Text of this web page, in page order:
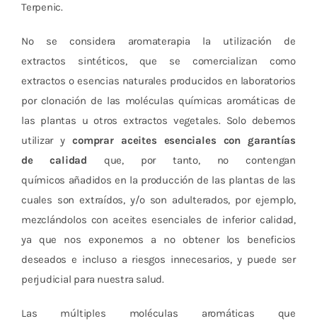
Terpenic.
No se considera aromaterapia la utilización de
extractos sintéticos, que se comercializan como
extractos o esencias naturales producidos en laboratorios
por clonación de las moléculas químicas aromáticas de
las plantas u otros extractos vegetales. Solo debemos
utilizar ycomprar
aceites esenciales con garantías
de calidad que, por tanto, no contengan
químicos añadidos en la producción de las plantas de las
cuales son extraídos, y/o son adulterados, por ejemplo,
mezclándolos con aceites esenciales de inferior calidad,
ya que nos exponemos a no obtener los beneficios
deseados e incluso a riesgos innecesarios, y puede ser
perjudicial para nuestra salud.
Las múltiples moléculas aromáticas que